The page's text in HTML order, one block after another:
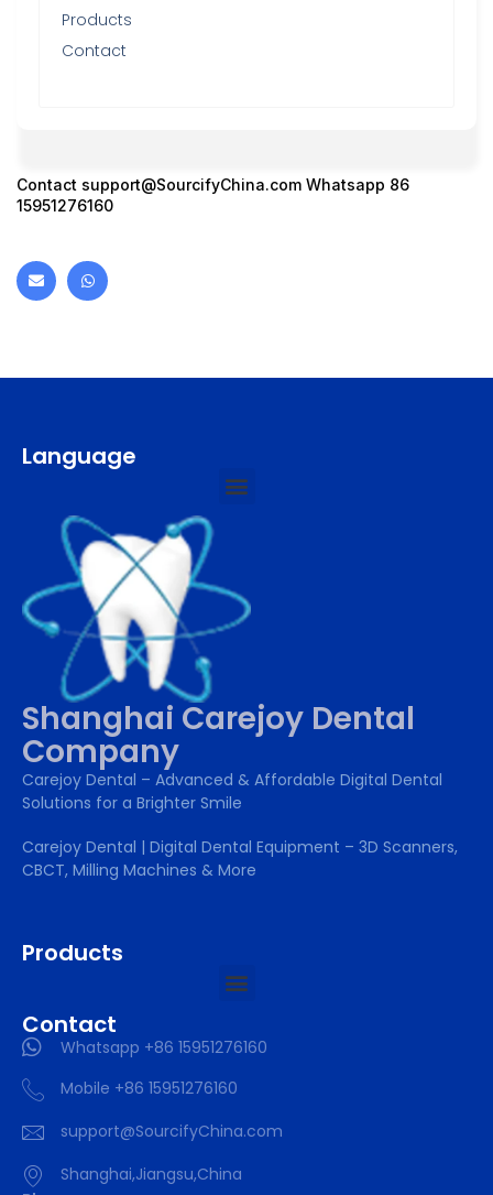
Products
Contact
Contact support@SourcifyChina.com Whatsapp 86
15951276160
Language
Shanghai Carejoy Dental
Company
Carejoy Dental – Advanced & Affordable Digital Dental
Solutions for a Brighter Smile
Carejoy Dental | Digital Dental Equipment – 3D Scanners,
CBCT, Milling Machines & More
Products
Contact
Whatsapp +86 15951276160
Mobile +86 15951276160
support@SourcifyChina.com
Shanghai,Jiangsu,China